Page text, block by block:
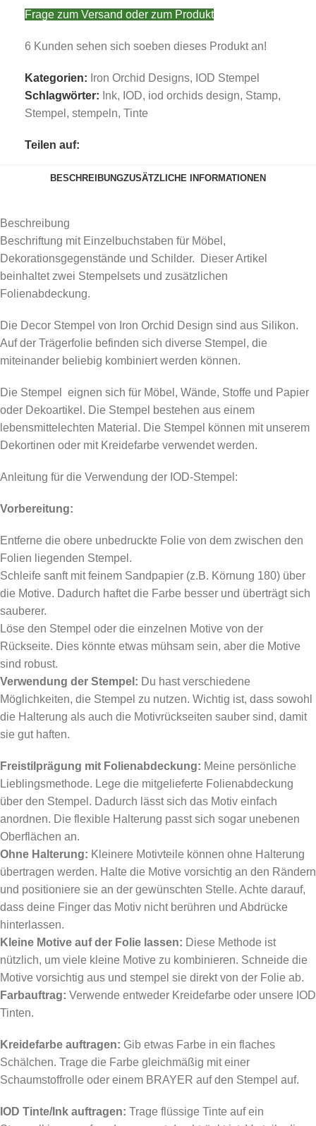
Frage zum Versand oder zum Produkt
6 Kunden sehen sich soeben dieses Produkt an!
Kategorien: Iron Orchid Designs, IOD Stempel
Schlagwörter: Ink, IOD, iod orchids design, Stamp,
Stempel , stempeln, Tinte
Teilen auf:
BESCHREIBUNGZUSÄTZLICHE INFORMATIONEN
Beschreibung
Beschriftung mit Einzelbuchstaben für Möbel,
Dekorationsgegenstände und Schilder.
Dieser Artikel
beinhaltet zwei Stempelsets und zusätzlichen
Folienabdeckung.
Die Decor Stempel von Iron Orchid Design sind aus Silikon.
Auf der Trägerfolie befinden sich diverse Stempel, die
miteinander beliebig kombiniert werden können.
Die Stempel eignen sich für Möbel, Wände, Stoffe und Papier
oder Dekoartikel. Die Stempel bestehen aus einem
lebensmittelechten Material. Die Stempel können mit unserem
Dekortinen oder mit Kreidefarbe verwendet werden.
Anleitung für die Verwendung der IOD-Stempel:
Vorbereitung:
Entferne die obere unbedruckte Folie von dem zwischen den
Folien liegenden Stempel.
Schleife sanft mit feinem Sandpapier (z.B. Körnung 180) über
die Motive. Dadurch haftet die Farbe besser und überträgt sich
sauberer.
Löse den Stempel oder die einzelnen Motive von der
Rückseite. Dies könnte etwas mühsam sein, aber die Motive
sind robust.
Verwendung der Stempel: Du hast verschiedene
Möglichkeiten, die Stempel zu nutzen. Wichtig ist, dass sowohl
die Halterung als auch die Motivrückseiten sauber sind, damit
sie gut haften.
Freistilprägung mit Folienabdeckung: Meine persönliche
Lieblingsmethode. Lege die mitgelieferte Folienabdeckung
über den Stempel. Dadurch lässt sich das Motiv einfach
anordnen. Die flexible Halterung passt sich sogar unebenen
Oberflächen an.
Ohne Halterung: Kleinere Motivteile können ohne Halterung
übertragen werden. Halte die Motive vorsichtig an den Rändern
und positioniere sie an der gewünschten Stelle. Achte darauf,
dass deine Finger das Motiv nicht berühren und Abdrücke
hinterlassen.
Kleine Motive auf der Folie lassen: Diese Methode ist
nützlich, um viele kleine Motive zu kombinieren. Schneide die
Motive vorsichtig aus und stempel sie direkt von der Folie ab.
Farbauftrag: Verwende entweder Kreidefarbe oder unsere IOD
Tinten.
Kreidefarbe auftragen: Gib etwas Farbe in ein flaches
Schälchen. Trage die Farbe gleichmäßig mit einer
Schaumstoffrolle oder einem BRAYER auf den Stempel auf.
IOD Tinte/Ink auftragen: Trage flüssige Tinte auf ein